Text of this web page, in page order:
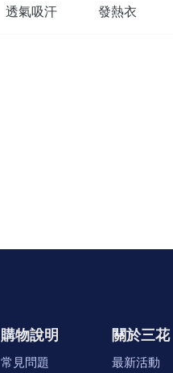
透氣吸汗 發熱衣
購物說明
常見問題
關於三花
最新活動